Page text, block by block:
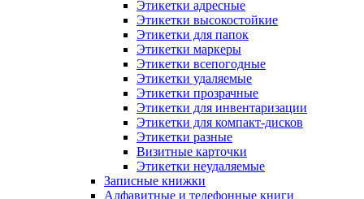
Этикетки адресные
Этикетки высокостойкие
Этикетки для папок
Этикетки маркеры
Этикетки всепогодные
Этикетки удаляемые
Этикетки прозрачные
Этикетки для инвентаризации
Этикетки для компакт-дисков
Этикетки разные
Визитные карточки
Этикетки неудаляемые
Записные книжки
Алфавитные и телефонные книги